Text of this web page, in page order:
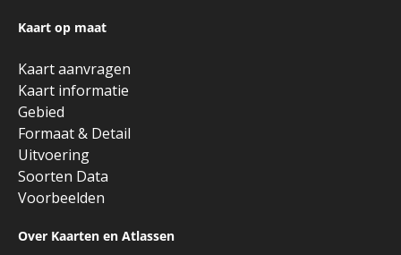
Kaart op maat
Kaart aanvragen
Kaart informatie
Gebied
Formaat & Detail
Uitvoering
Soorten Data
Voorbeelden
Over Kaarten en Atlassen